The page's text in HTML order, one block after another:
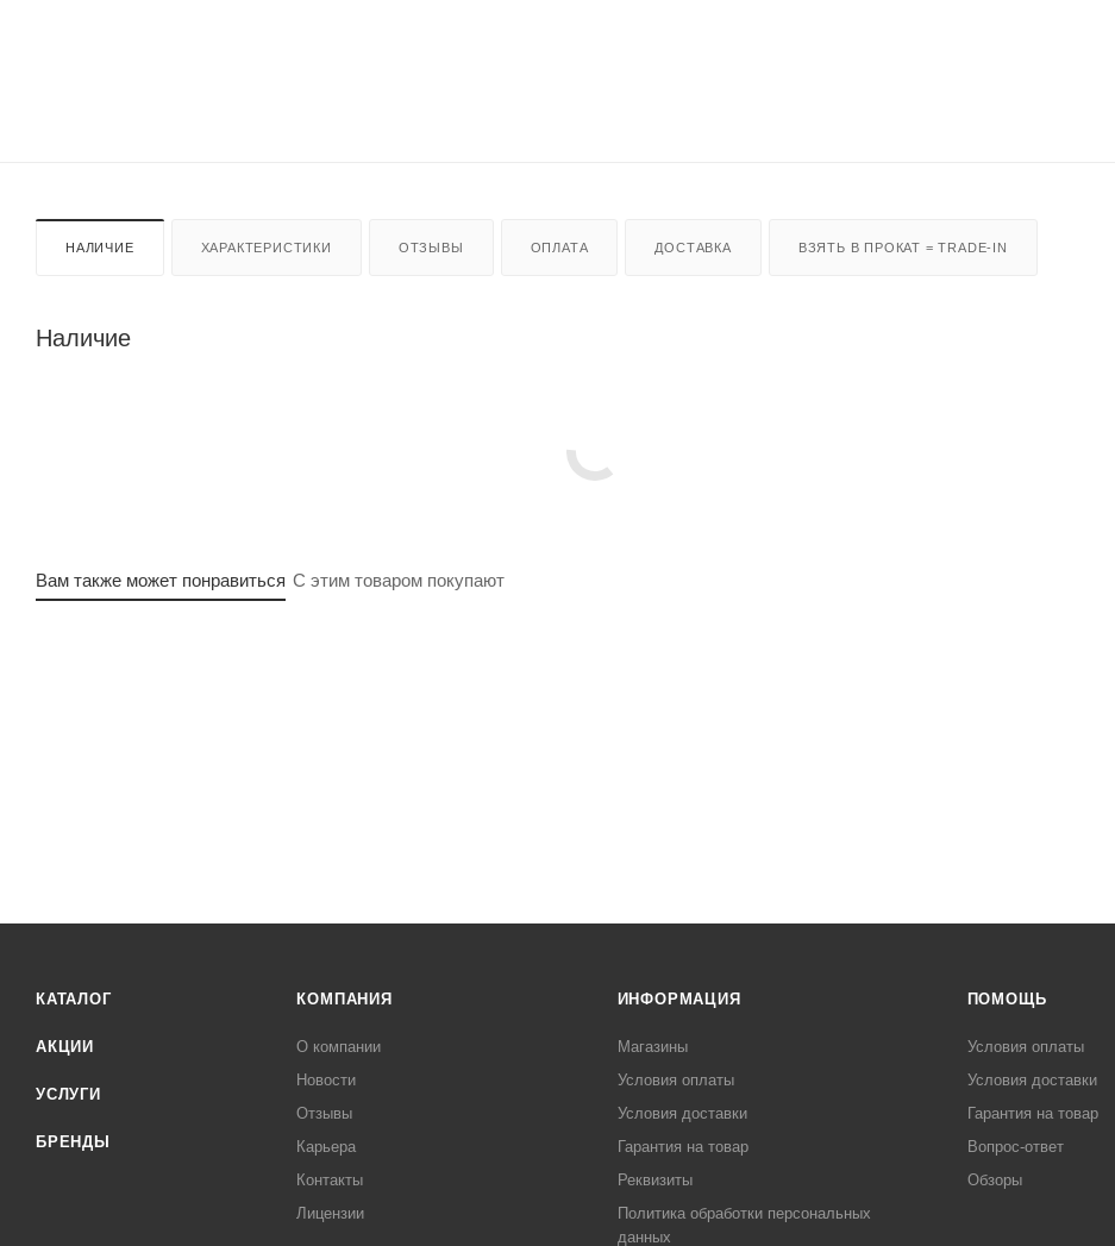
НАЛИЧИЕ ХАРАКТЕРИСТИКИ ОТЗЫВЫ ОПЛАТА ДОСТАВКА ВЗЯТЬ В ПРОКАТ = TRADE-IN
Наличие
Вам также может понравиться С этим товаром покупают
КАТАЛОГ
АКЦИИ
УСЛУГИ
БРЕНДЫ
КОМПАНИЯ
О компании
Новости
Отзывы
Карьера
Контакты
Лицензии
ИНФОРМАЦИЯ
Магазины
Условия оплаты
Условия доставки
Гарантия на товар
Реквизиты
Политика обработки персональных
данных
ПОМОЩЬ
Условия оплаты
Условия доставки
Гарантия на товар
Вопрос-ответ
Обзоры